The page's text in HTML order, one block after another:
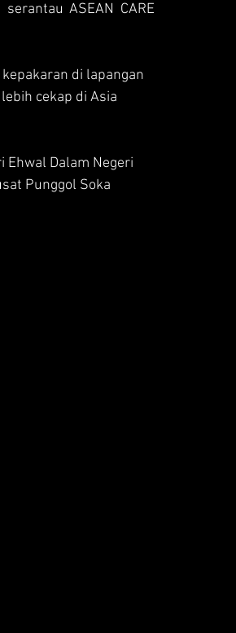
ASEAN CARE
di lapangan
cekap di Asia
Dalam Negeri
Punggol Soka